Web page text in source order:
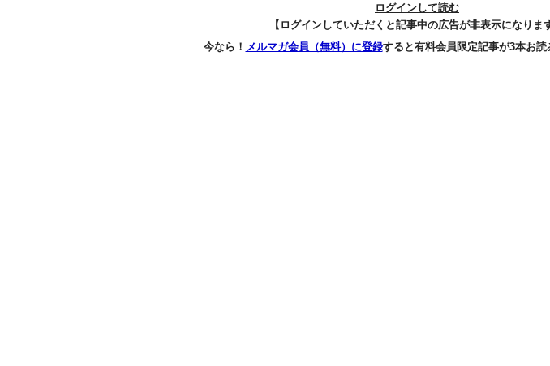
ログインして読む
【ログインしていただくと記事中の広告が非表示になりま
今なら！ メルマガ会員（無料）に登録すると有料会員限定記事が3本お読